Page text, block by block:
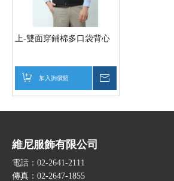
上-雙面穿鋪棉多口袋背心
加入詢價籃
維尼服飾有限公司
電話：02-2641-2111
傳真：02-2647-1855